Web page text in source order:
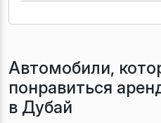
Автомобили,
понравиться
в Дубай